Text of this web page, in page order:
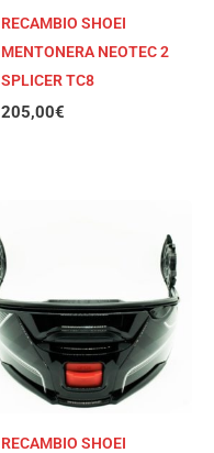
RECAMBIO SHOEI
MENTONERA NEOTEC 2
SPLICER TC8
205,00€
RECAMBIO SHOEI